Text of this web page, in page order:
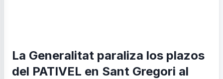
La Generalitat paraliza los plazos
del PATIVEL en Sant Gregori al